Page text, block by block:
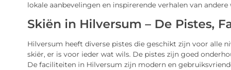
lokale aanbevelingen en inspirerende verhalen van
Skiën in Hilversum – De Pistes,
Hilversum heeft diverse pistes die geschikt zijn voor alle
skiër, er is voor ieder wat wils. De pistes zijn goed
De faciliteiten in Hilversum zijn modern en